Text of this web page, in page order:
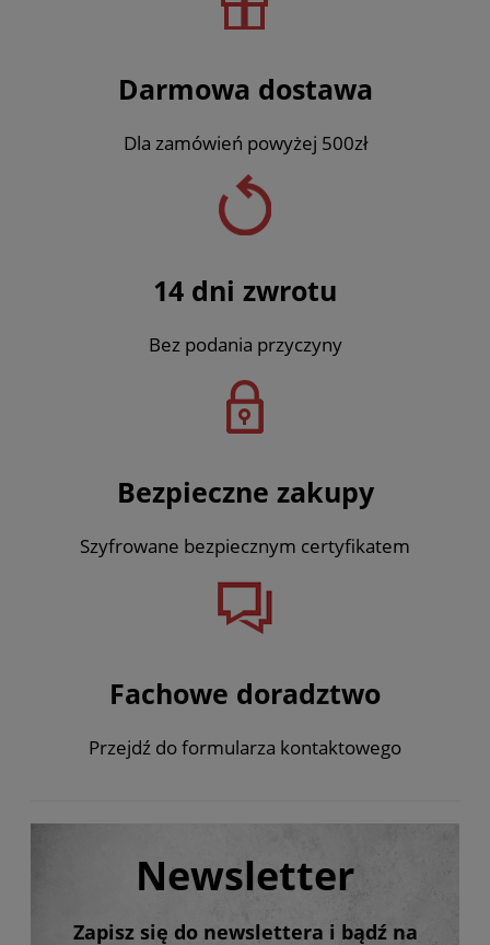
Darmowa dostawa
Dla zamówień powyżej 500zł
14 dni zwrotu
Bez podania przyczyny
Bezpieczne zakupy
Szyfrowane bezpiecznym certyfikatem
Fachowe doradztwo
Przejdź do formularza kontaktowego
Newsletter
Zapisz się do newslettera i bądź na